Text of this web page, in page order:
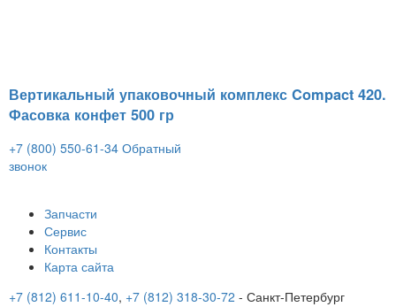
Вертикальный упаковочный комплекс Compact 420.
Фасовка конфет 500 гр
+7 (800) 550-61-34 Обратный
звонок
Запчасти
Сервис
Контакты
Карта сайта
+7 (812) 611-10-40, +7 (812) 318-30-72 - Санкт-Петербург